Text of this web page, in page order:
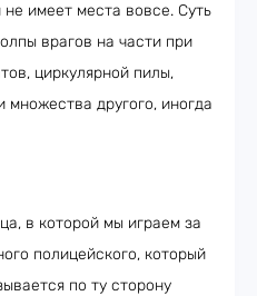
имеет места вовсе. Суть
врагов на части при
циркулярной пилы,
множества другого, иногда
в которой мы играем за
полицейского, который
по ту сторону